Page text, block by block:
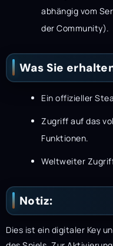
abhängig vom
der Community).
Was Sie
Ein offizieller
Zugriff auf das
Funktionen.
Weltweiter
Notiz:
Dies ist ein digitaler Key